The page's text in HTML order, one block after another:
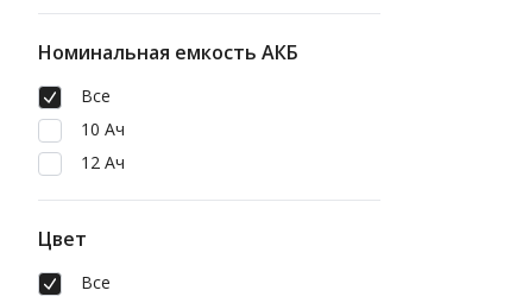
Номинальная емкость АКБ
Все
10 Ач
12 Ач
Цвет
Все